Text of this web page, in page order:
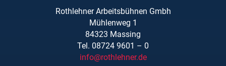
Rothlehner Arbeitsbühnen Gmbh
Mühlenweg 1
84323 Massing
Tel. 08724 9601 – 0
info@rothlehner.de